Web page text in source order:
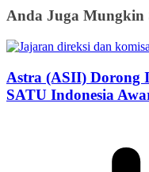
Anda Juga Mungkin
Astra (ASII) Dorong
SATU Indonesia